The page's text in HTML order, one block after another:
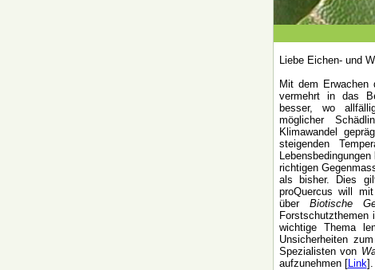
Liebe Eichen- und
Mit dem
vermehrt in das
besser, wo
möglicher
Klimawandel
steigenden
richtigen
als bisher. Dies
proQuercus will
über Biotische
Forstschutzthemen
wichtige Thema
Unsicherheiten
Spezialisten von
aufzunehmen [Link].